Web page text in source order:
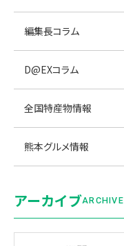
編集長コラム
D@EXコラム
全国特産物情報
熊本グルメ情報
アーカイブARCHIVE